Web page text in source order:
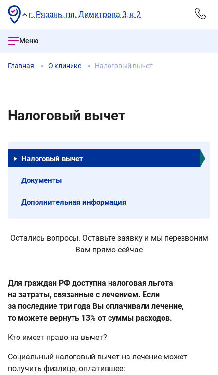
г. Рязань, пл. Димитрова 3, к 2
Меню
Главная О клинике Налоговый вычет
Налоговый вычет
Для граждан РФ доступна налоговая льгота
на затраты, связанные с лечением. Если
за последние три года Вы оплачивали лечение,
то можете вернуть 13% от суммы расходов.
Кто имеет право на вычет?
Социальный налоговый вычет на лечение может
получить физлицо, оплатившее:
Налоговый вычет
Документы
Дополнительная информация
Остались вопросы. Оставьте заявку и мы перезвоним
Вам прямо сейчас